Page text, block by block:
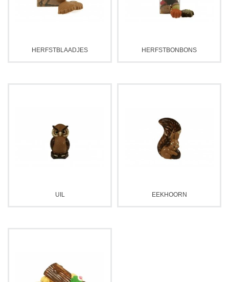
HERFSTBLAADJES HERFSTBONBONS
UIL EEKHOORN